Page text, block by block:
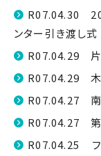
R07.04.30
ンター引き渡し式
R07.04.29
R07.04.29 木
R07.04.27 南
R07.04.27 第
R07.04.25 フ